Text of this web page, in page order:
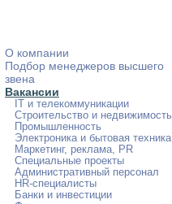
О компании
Подбор менеджеров высшего
звена
Вакансии
IT и телекоммуникации
Строительство и недвижимость
Промышленность
Электроника и бытовая техника
Маркетинг, реклама, PR
Специальные проекты
Административный персонал
HR-специалисты
Банки и инвестиции